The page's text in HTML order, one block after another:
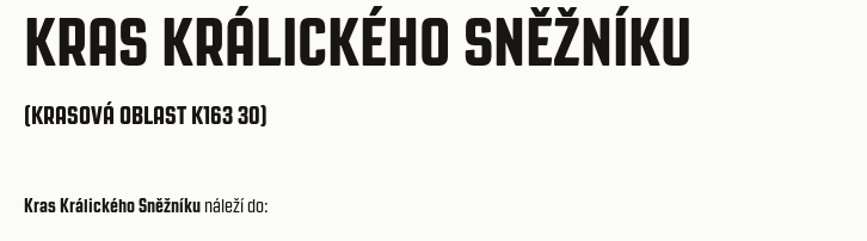
KRAS KRÁLICKÉHO SNĚŽNÍKU
(KRASOVÁ OBLAST K163 30)
Kras Králického Sněžníku náleží do: